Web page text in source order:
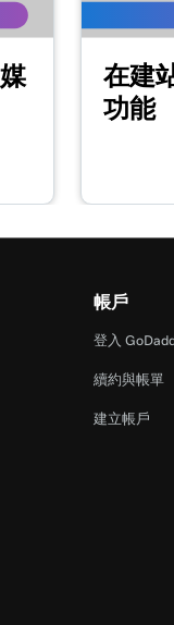
在建
功能
帳戶
登入
續約與帳單
建立帳戶